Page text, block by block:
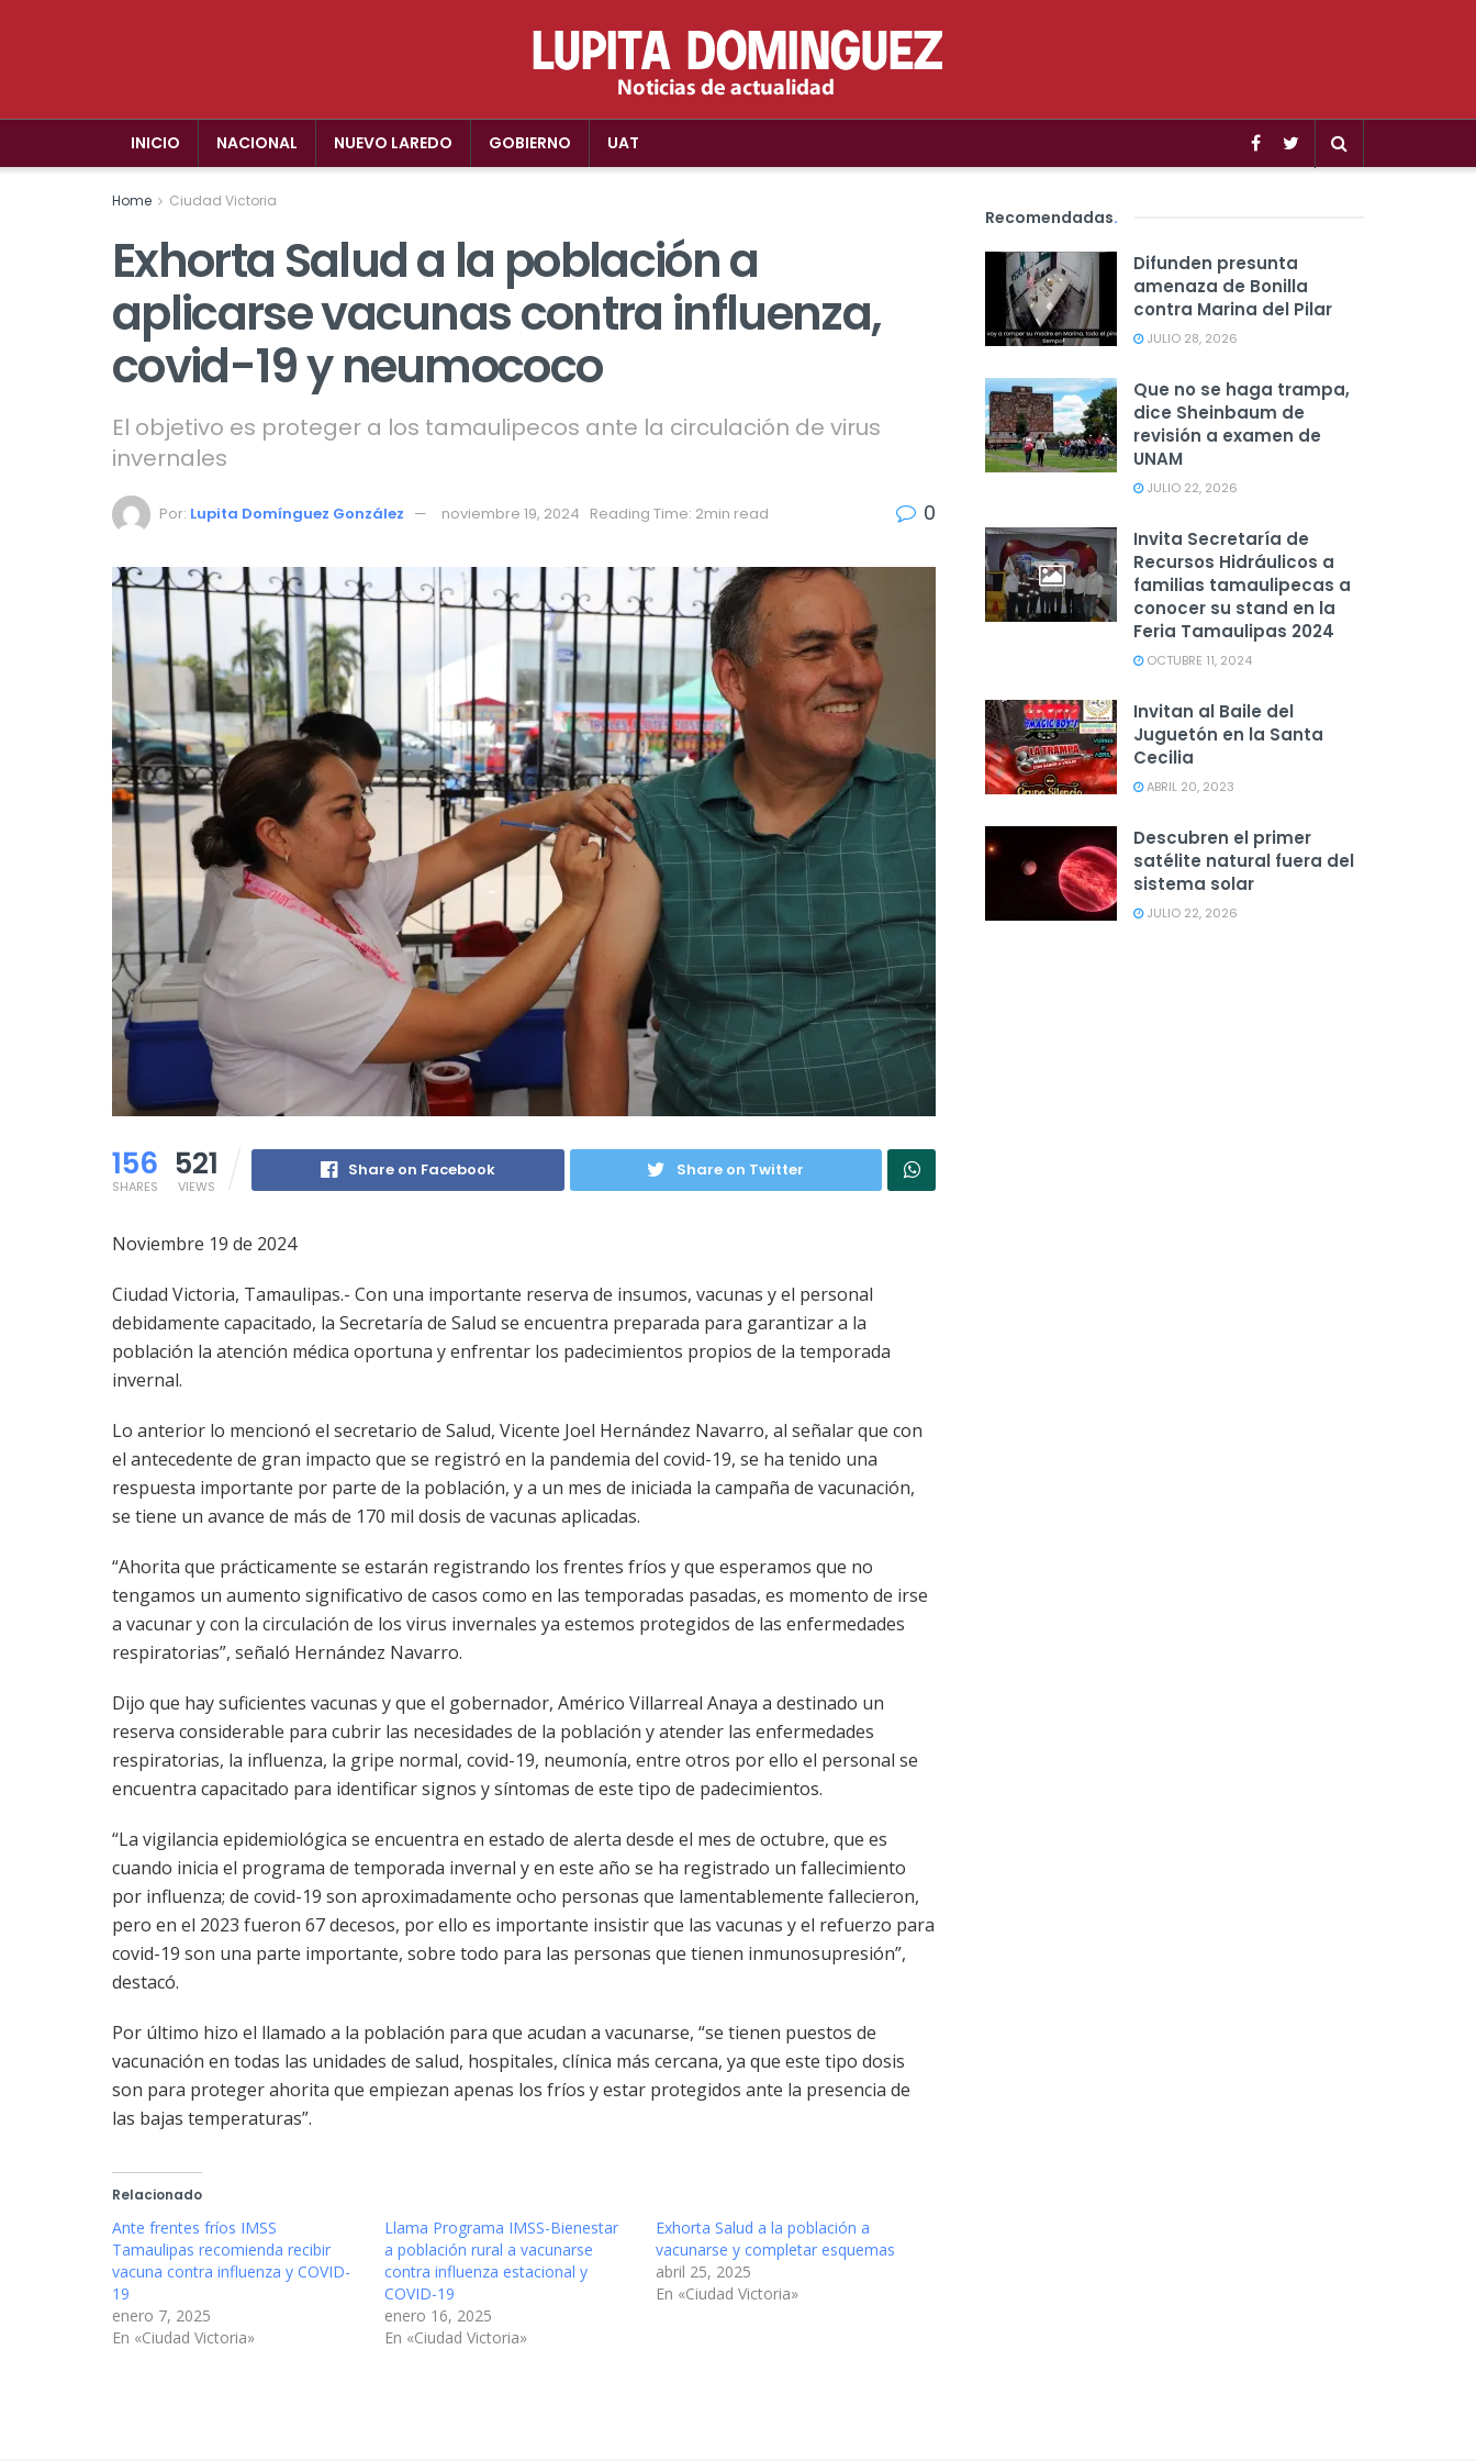
INICIO NACIONAL NUEVO LAREDO GOBIERNO UAT
Home Ciudad Victoria
Exhorta Salud a la población a
aplicarse vacunas contra influenza,
covid-19 y neumococo
El objetivo es proteger a los tamaulipecos ante la circulación de virus
invernales
Por: Lupita Domínguez González noviembre 19, 2024 Reading Time: 2min read 0
156
SHARES
521
VIEWS
Share on Facebook Share on Twitter
Noviembre 19 de 2024
Ciudad Victoria, Tamaulipas.- Con una importante reserva de insumos, vacunas y el personal
debidamente capacitado, la Secretaría de Salud se encuentra preparada para garantizar a la
población la atención médica oportuna y enfrentar los padecimientos propios de la temporada
invernal.
Lo anterior lo mencionó el secretario de Salud, Vicente Joel Hernández Navarro, al señalar que con
el antecedente de gran impacto que se registró en la pandemia del covid-19, se ha tenido una
respuesta importante por parte de la población, y a un mes de iniciada la campaña de vacunación,
se tiene un avance de más de 170 mil dosis de vacunas aplicadas.
“Ahorita que prácticamente se estarán registrando los frentes fríos y que esperamos que no
tengamos un aumento significativo de casos como en las temporadas pasadas, es momento de irse
a vacunar y con la circulación de los virus invernales ya estemos protegidos de las enfermedades
respiratorias”, señaló Hernández Navarro.
Dijo que hay suficientes vacunas y que el gobernador, Américo Villarreal Anaya a destinado un
reserva considerable para cubrir las necesidades de la población y atender las enfermedades
respiratorias, la influenza, la gripe normal, covid-19, neumonía, entre otros por ello el personal se
encuentra capacitado para identificar signos y síntomas de este tipo de padecimientos.
“La vigilancia epidemiológica se encuentra en estado de alerta desde el mes de octubre, que es
cuando inicia el programa de temporada invernal y en este año se ha registrado un fallecimiento
por influenza; de covid-19 son aproximadamente ocho personas que lamentablemente fallecieron,
pero en el 2023 fueron 67 decesos, por ello es importante insistir que las vacunas y el refuerzo para
covid-19 son una parte importante, sobre todo para las personas que tienen inmunosupresión”,
destacó.
Por último hizo el llamado a la población para que acudan a vacunarse, “se tienen puestos de
vacunación en todas las unidades de salud, hospitales, clínica más cercana, ya que este tipo dosis
son para proteger ahorita que empiezan apenas los fríos y estar protegidos ante la presencia de
las bajas temperaturas”.
Relacionado
Ante frentes fríos IMSS
Tamaulipas recomienda recibir
vacuna contra influenza y COVID-
19
enero 7, 2025
En «Ciudad Victoria»
Llama Programa IMSS-Bienestar
a población rural a vacunarse
contra influenza estacional y
COVID-19
enero 16, 2025
En «Ciudad Victoria»
Exhorta Salud a la población a
vacunarse y completar esquemas
abril 25, 2025
En «Ciudad Victoria»
Recomendadas.
Difunden presunta
amenaza de Bonilla
contra Marina del Pilar
JULIO 28, 2026
Que no se haga trampa,
dice Sheinbaum de
revisión a examen de
UNAM
JULIO 22, 2026
Invita Secretaría de
Recursos Hidráulicos a
familias tamaulipecas a
conocer su stand en la
Feria Tamaulipas 2024
OCTUBRE 11, 2024
Invitan al Baile del
Juguetón en la Santa
Cecilia
ABRIL 20, 2023
Descubren el primer
satélite natural fuera del
sistema solar
JULIO 22, 2026